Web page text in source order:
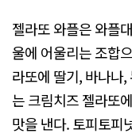
젤라또 와플은 와플
울에 어울리는 조합
라또에 딸기, 바나나
는 크림치즈 젤라또
맛을 낸다. 토피토피